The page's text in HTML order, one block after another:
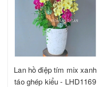
Lan hồ điệp tím mix xanh
táo ghép kiểu - LHD1169